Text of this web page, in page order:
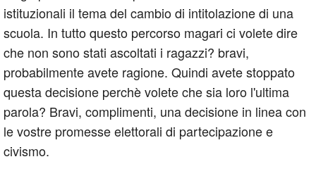
istituzionali il tema del cambio di intitolazione di una
scuola. In tutto questo percorso magari ci volete dire
che non sono stati ascoltati i ragazzi? bravi,
probabilmente avete ragione. Quindi avete stoppato
questa decisione perchè volete che sia loro l'ultima
parola? Bravi, complimenti, una decisione in linea con
le vostre promesse elettorali di partecipazione e
civismo.